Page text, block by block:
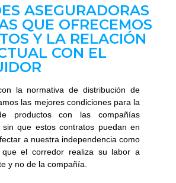
ASEGURADORAS
QUE OFRECEMOS
Y LA RELACIÓN
CON EL
la normativa de distribución de
las mejores condiciones para la
productos con las compañías
sin que estos contratos puedan en
a nuestra independencia como
que el corredor realiza su labor a
y no de la compañía.